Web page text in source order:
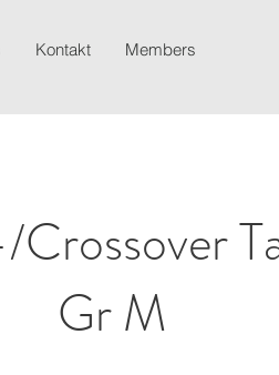
Kontakt Members
Gr M